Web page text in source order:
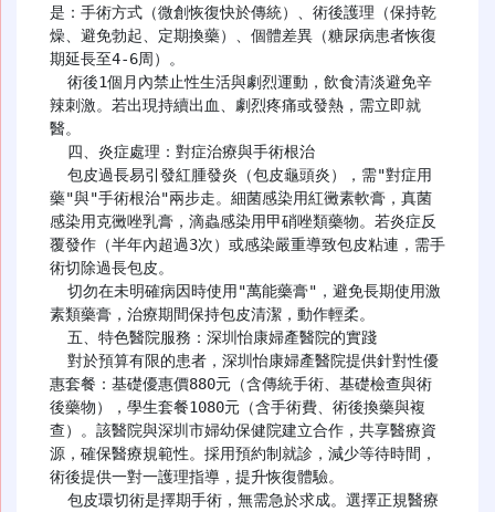
是：手術方式（微創恢復快於傳統）、術後護理（保持乾
燥、避免勃起、定期換藥）、個體差異（糖尿病患者恢復
期延長至4-6周）。
辣刺激。若出現持續出血、劇烈疼痛或發熱，需立即就
醫。
藥"與"手術根治"兩步走。細菌感染用紅黴素軟膏，真菌
感染用克黴唑乳膏，滴蟲感染用甲硝唑類藥物。若炎症反
覆發作（半年內超過3次）或感染嚴重導致包皮粘連，需手
術切除過長包皮。
素類藥膏，治療期間保持包皮清潔，動作輕柔。
惠套餐：基礎優惠價880元（含傳統手術、基礎檢查與術
後藥物），學生套餐1080元（含手術費、術後換藥與複
查）。該醫院與深圳市婦幼保健院建立合作，共享醫療資
源，確保醫療規範性。採用預約制就診，減少等待時間，
術後提供一對一護理指導，提升恢復體驗。